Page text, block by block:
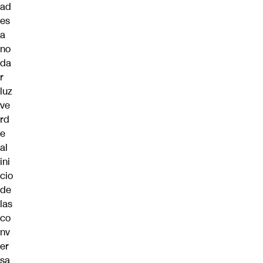
ad
es
a
no
da
r
luz
ve
rd
e
al
ini
cio
de
las
co
nv
er
sa